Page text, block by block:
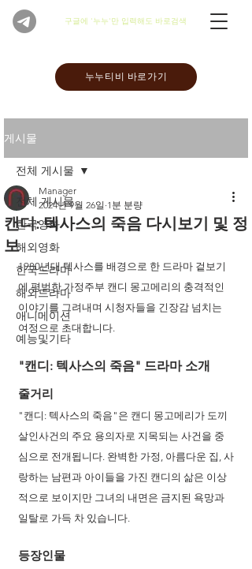
​구글에 '누누'만 입력해도 바로검색
누누티비 바로가기
게시물
전체 게시물
한국영화
해외영화
한국드라마
해외드라마
애니메이션
예능및기타
전체 게시물
캔디: 텍사스의 죽음 다시보기 및 정
보
Manager
2024년 9월 26일 1분 분량
1980년대 텍사스를 배경으로 한 드라마 겉보기
에 평범한 가정주부 캔디 몽고메리의 충격적인
이야기를 그려내며 시청자들을 긴장감 넘치는
여정으로 초대합니다.
"캔디: 텍사스의 죽음" 드라마 소개
줄거리
"캔디: 텍사스의 죽음"은 캔디 몽고메리가 도끼
살인사건의 주요 용의자로 지목되는 사건을 중
심으로 전개됩니다. 완벽한 가정, 아름다운 집, 사
랑하는 남편과 아이들을 가진 캔디의 삶은 이상
적으로 보이지만 그녀의 내면은 금지된 욕망과
일탈로 가득 차 있습니다.
등장인물